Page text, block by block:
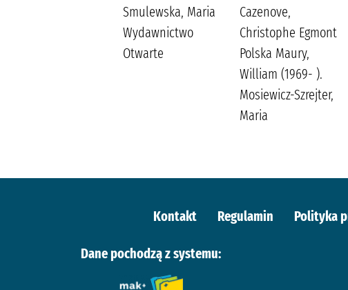
Smulewska, Maria
Wydawnictwo
Otwarte
Cazenove,
Christophe Egmont
Polska Maury,
William (1969- ).
Mosiewicz-Szrejter,
Maria
Kontakt Regulamin Polityka
Dane pochodzą z systemu: